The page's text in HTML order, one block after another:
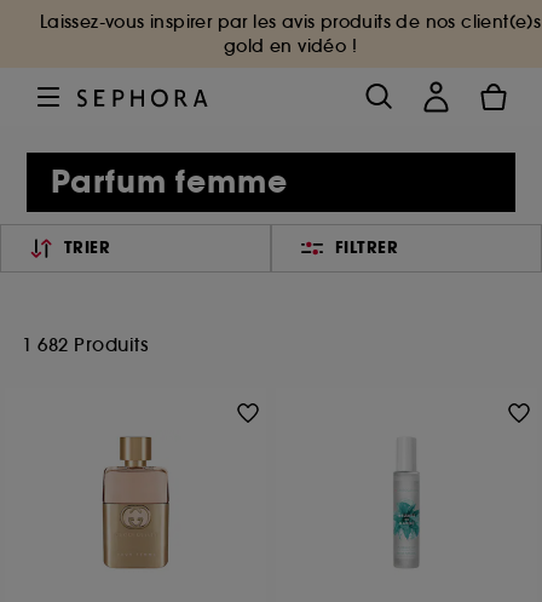
Laissez-vous inspirer par les avis produits de nos client(e)s
gold en vidéo !
Parfum femme
TRIER FILTRER
1 682 Produits